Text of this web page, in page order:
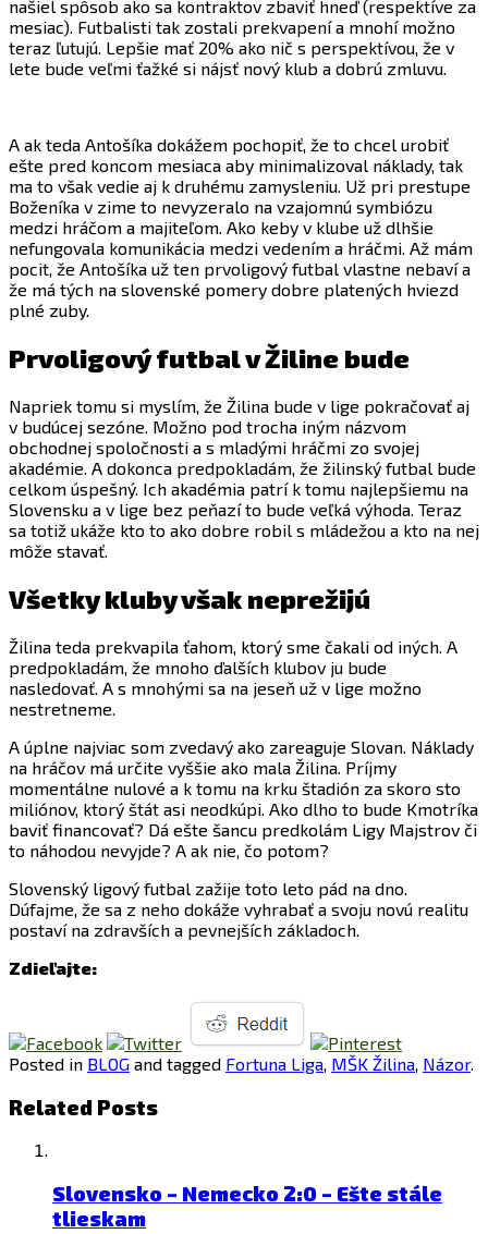
našiel spôsob ako sa kontraktov zbaviť hneď (respektíve za
mesiac). Futbalisti tak zostali prekvapení a mnohí možno
teraz ľutujú. Lepšie mať 20% ako nič s perspektívou, že v
lete bude veľmi ťažké si nájsť nový klub a dobrú zmluvu.
A ak teda Antošíka dokážem pochopiť, že to chcel urobiť
ešte pred koncom mesiaca aby minimalizoval náklady, tak
ma to však vedie aj k druhému zamysleniu. Už pri prestupe
Boženíka v zime to nevyzeralo na vzajomnú symbiózu
medzi hráčom a majiteľom. Ako keby v klube už dlhšie
nefungovala komunikácia medzi vedením a hráčmi. Až mám
pocit, že Antošíka už ten prvoligový futbal vlastne nebaví a
že má tých na slovenské pomery dobre platených hviezd
plné zuby.
Prvoligový futbal v Žiline bude
Napriek tomu si myslím, že Žilina bude v lige pokračovať aj
v budúcej sezóne. Možno pod trocha iným názvom
obchodnej spoločnosti a s mladými hráčmi zo svojej
akadémie. A dokonca predpokladám, že žilinský futbal bude
celkom úspešný. Ich akadémia patrí k tomu najlepšiemu na
Slovensku a v lige bez peňazí to bude veľká výhoda. Teraz
sa totiž ukáže kto to ako dobre robil s mládežou a kto na nej
môže stavať.
Všetky kluby však neprežijú
Žilina teda prekvapila ťahom, ktorý sme čakali od iných. A
predpokladám, že mnoho ďalších klubov ju bude
nasledovať. A s mnohými sa na jeseň už v lige možno
nestretneme.
A úplne najviac som zvedavý ako zareaguje Slovan. Náklady
na hráčov má určite vyššie ako mala Žilina. Príjmy
momentálne nulové a k tomu na krku štadión za skoro sto
miliónov, ktorý štát asi neodkúpi. Ako dlho to bude Kmotríka
baviť financovať? Dá ešte šancu predkolám Ligy Majstrov či
to náhodou nevyjde? A ak nie, čo potom?
Slovenský ligový futbal zažije toto leto pád na dno.
Dúfajme, že sa z neho dokáže vyhrabať a svoju novú realitu
postaví na zdravších a pevnejších základoch.
Zdieľajte:
Posted in BLOG and tagged Fortuna Liga, MŠK Žilina, Názor.
Related Posts
Slovensko – Nemecko 2:0 – Ešte stále
tlieskam